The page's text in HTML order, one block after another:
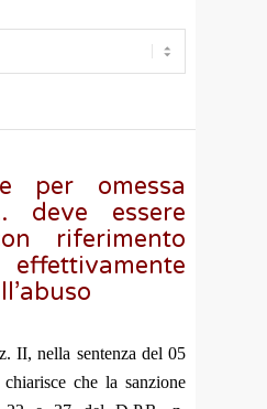
per omessa
deve essere
riferimento
II, nella sentenza del 05
che la sanzione